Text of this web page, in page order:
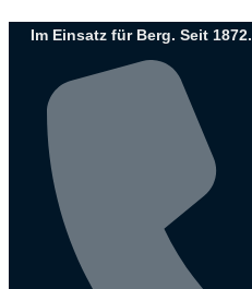
InhaltIm Einsatz für Berg. Seit 1872.